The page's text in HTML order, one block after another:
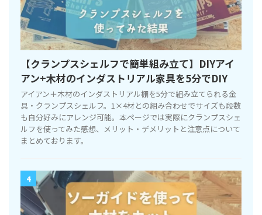
【クランプスシェルフで簡単組み立て】DIYアイ
アン+木材のインダストリアル家具を5分でDIY
アイアン＋木材のインダストリアル棚を5分で組み立てられる金
具・クランプスシェルフ。1×4材との組み合わせでサイズも段数
も自分好みにアレンジ可能。本ページでは実際にクランプスシェ
ルフを使ってみた感想、メリット・デメリットと注意点について
まとめております。
4